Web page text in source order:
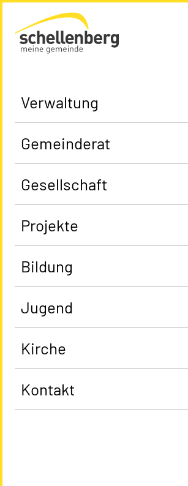
Gemeinde Schellenberg Startseite
Verwaltung
Gemeinderat
Gesellschaft
Projekte
Bildung
Jugend
Kirche
Kontakt